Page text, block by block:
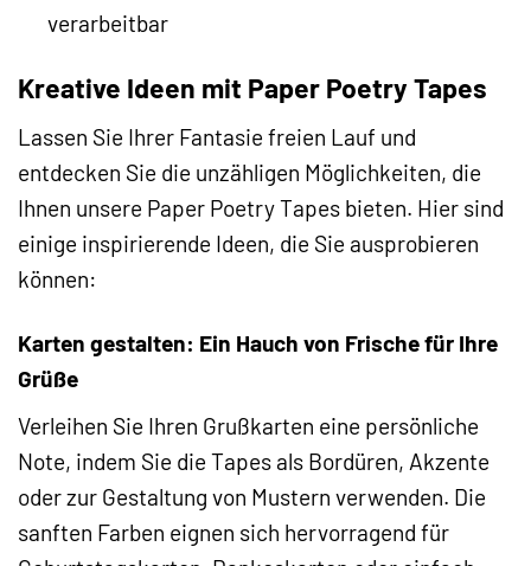
verarbeitbar
Kreative Ideen mit Paper Poetry Tapes
Lassen Sie Ihrer Fantasie freien Lauf und
entdecken Sie die unzähligen Möglichkeiten, die
Ihnen unsere Paper Poetry Tapes bieten. Hier sind
einige inspirierende Ideen, die Sie ausprobieren
können:
Karten gestalten: Ein Hauch von Frische für Ihre
Grüße
Verleihen Sie Ihren Grußkarten eine persönliche
Note, indem Sie die Tapes als Bordüren, Akzente
oder zur Gestaltung von Mustern verwenden. Die
sanften Farben eignen sich hervorragend für